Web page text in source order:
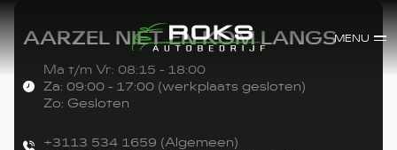
MENU
AARZEL NIET EN KOM LANGS
Ma t/m Vr: 08:15 - 18:00
Za: 09:00 - 17:00 (werkplaats gesloten)
Zo: Gesloten
+3113 534 1659 (Algemeen)